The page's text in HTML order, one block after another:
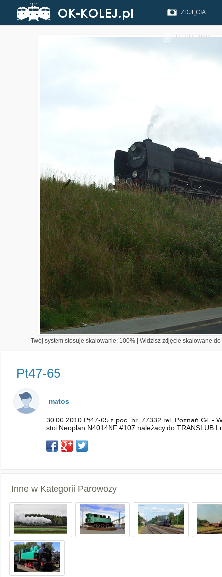
ZDJĘCIA
REGULAMIN
Twój system stosuje skalowanie: 100% | Widzisz zdjęcie skalowane
Pt47-65
matos
30.06.2010 Pt47-65 z poc. nr. 77332 rel. Poznań Gł. -
stoi Neoplan N4014NF #107 należacy do TRANSLUB
Inne w Kategorii Parowozy